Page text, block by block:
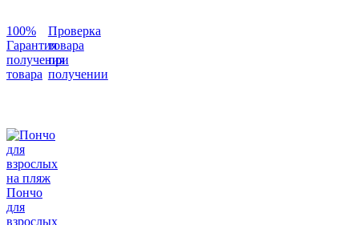
100%
Гарантия
получения
товара
Проверка
товара
при
получении
Пончо
для
взрослых